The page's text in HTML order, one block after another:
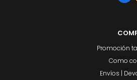
Promoción
Como
Envíos |